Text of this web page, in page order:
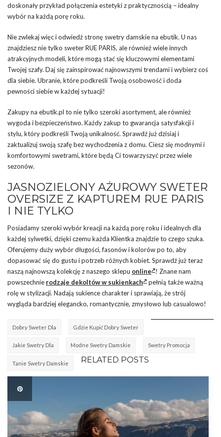
doskonały przykład połączenia estetyki z praktycznością – idealny
wybór na każdą porę roku.
Nie zwlekaj więc i odwiedź stronę swetry damskie na ebutik. U nas
znajdziesz nie tylko sweter RUE PARIS, ale również wiele innych
atrakcyjnych modeli, które mogą stać się kluczowymi elementami
Twojej szafy. Daj się zainspirować najnowszymi trendami i wybierz coś
dla siebie. Ubranie, które podkreśli Twoją osobowość i doda
pewności siebie w każdej sytuacji!
Zakupy na ebutik.pl to nie tylko szeroki asortyment, ale również
wygoda i bezpieczeństwo. Każdy zakup to gwarancja satysfakcji i
stylu, który podkreśli Twoją unikalność. Sprawdź już dzisiaj i
zaktualizuj swoją szafę bez wychodzenia z domu. Ciesz się modnymi i
komfortowymi swetrami, które będą Ci towarzyszyć przez wiele
sezonów.
JASNOZIELONY AŻUROWY SWETER
OVERSIZE Z KAPTUREM RUE PARIS
I NIE TYLKO
Posiadamy szeroki wybór kreacji na każdą porę roku i idealnych dla
każdej sylwetki, dzięki czemu każda Klientka znajdzie to czego szuka.
Oferujemy duży wybór długości, fasonów i kolorów po to, aby
dopasować się do gustu i potrzeb różnych kobiet. Sprawdź już teraz
naszą najnowszą kolekcję z naszego sklepu online
! Znane nam
powszechnie rodzaje dekoltów w sukienkach
pełnią także ważną
rolę w stylizacji. Nadają sukience charakter i sprawiają, że strój
wygląda bardziej elegancko, romantycznie, zmysłowo lub casualowo!
Dobry Sweter Dla Gdzie Kupić Dobry Sweter
Jakie Swetry Dla Modne Swetry Damskie Swetry Promocja
Tanie Swetry Damskie RELATED POSTS